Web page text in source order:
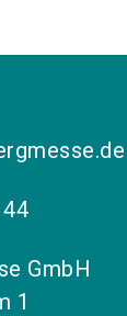
GmbH
1